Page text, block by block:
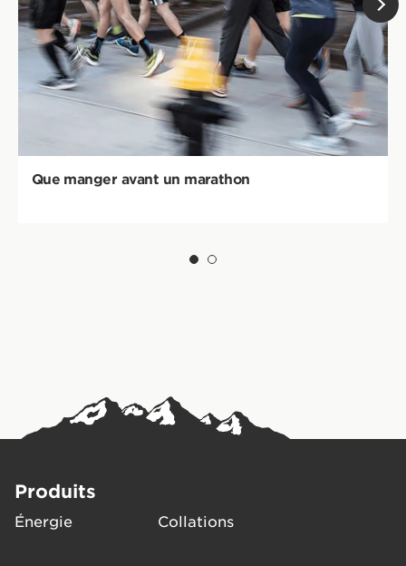
Que manger avant un marathon
Produits
Énergie Collations